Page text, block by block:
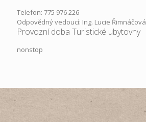
Telefon: 775 976 226
Odpovědný vedoucí: Ing. Lucie Řimnáčová
Provozní doba Turistické ubytovny
nonstop